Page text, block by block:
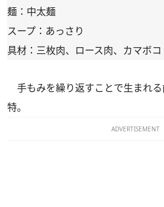
麺：中太麺
スープ：あっさり
具材：三枚肉、ロース肉、カマボコ
手もみを繰り返すことで生まれ
特。
ADVERTISEMENT